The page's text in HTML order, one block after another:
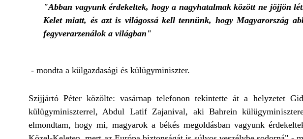
"Abban vagyunk érdekeltek, hogy a nagyhatalmak között ne jöjjön
Kelet miatt, és azt is világossá kell tennünk, hogy Magyarország
fegyverarzenálok a világban"
- mondta a külgazdasági és külügyminiszter.
Szijjártó Péter közölte: vasárnap telefonon tekintette át a helyzetet
külügyminiszterrel, Abdul Latif Zajanival, aki Bahrein
elmondtam, hogy mi, magyarok a békés megoldásban vagyunk